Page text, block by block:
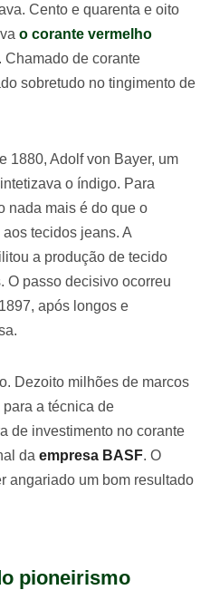
Cento e quarenta e oito
o corante vermelho
Chamado de corante
sobretudo no tingimento de
1880, Adolf von Bayer, um
o índigo. Para
nada mais é do que o
tecidos jeans. A
a produção de tecido
O passo decisivo ocorreu
após longos e
Dezoito milhões de marcos
a técnica de
de investimento no corante
da empresa BASF. O
angariado um bom resultado
pioneirismo